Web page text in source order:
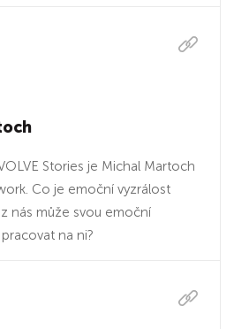
Stories je Michal Martoch
Co je emoční vyzrálost
nás může svou emoční
na ni?